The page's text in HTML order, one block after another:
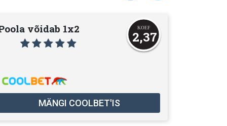
võidab 1x2
2,37
MÄNGI COOLBET'IS